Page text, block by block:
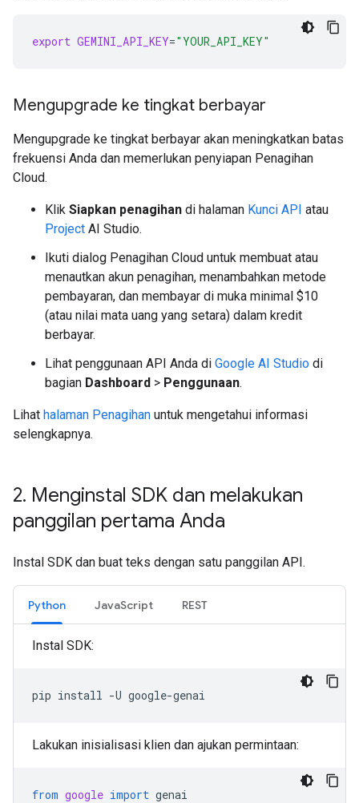
export GEMINI_API_KEY="YOUR_API_KEY"
Mengupgrade ke tingkat berbayar
Mengupgrade ke tingkat berbayar akan meningkatkan batas
frekuensi Anda dan memerlukan penyiapan Penagihan
Cloud.
Klik Siapkan penagihan di halaman Kunci API atau
Project AI Studio.
Ikuti dialog Penagihan Cloud untuk membuat atau
menautkan akun penagihan, menambahkan metode
pembayaran, dan membayar di muka minimal $10
(atau nilai mata uang yang setara) dalam kredit
berbayar.
Lihat penggunaan API Anda di Google AI Studio di
bagian Dashboard > Penggunaan.
Lihat halaman Penagihan untuk mengetahui informasi
selengkapnya.
2. Menginstal SDK dan melakukan
panggilan pertama Anda
Instal SDK dan buat teks dengan satu panggilan API.
Python JavaScript REST
Instal SDK:
pip install -U
Lakukan inisialisasi klien dan ajukan permintaan:
from google import genai